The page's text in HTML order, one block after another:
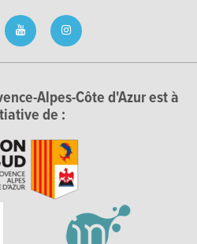
Alpes-Côte d'Azur est à
de :